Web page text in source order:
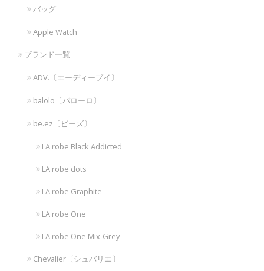
バッグ
Apple Watch
ブランド一覧
ADV.〔エーディーブイ〕
balolo〔バローロ〕
be.ez〔ビーズ〕
LA robe Black Addicted
LA robe dots
LA robe Graphite
LA robe One
LA robe One Mix-Grey
Chevalier〔シュバリエ〕